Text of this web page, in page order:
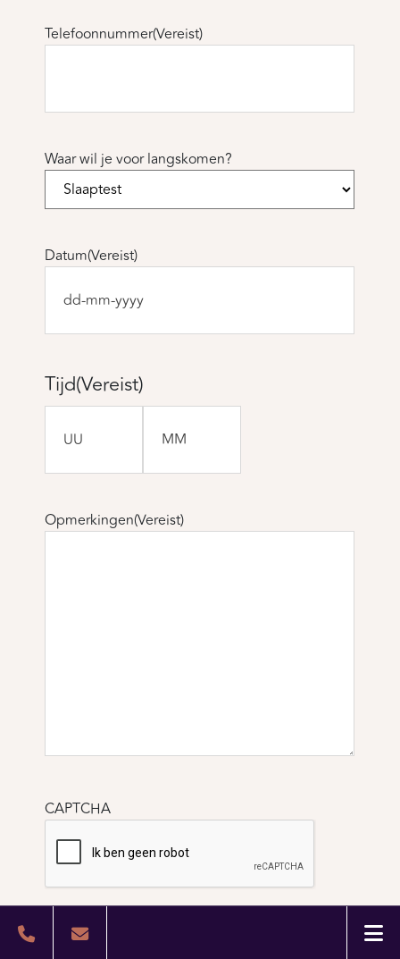
Telefoonnummer(Vereist)
Waar wil je voor langskomen?
Datum(Vereist)
DD
dash
dash
JJJJ
Tijd(Vereist)
Opmerkingen(Vereist)
CAPTCHA
Verzenden